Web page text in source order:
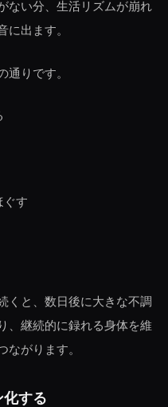
ない分、生活リズムが崩れ
に出ます。
通りです。
ぐす
くと、数日後に大きな不調
、継続的に録れる身体を維
ながります。
化する